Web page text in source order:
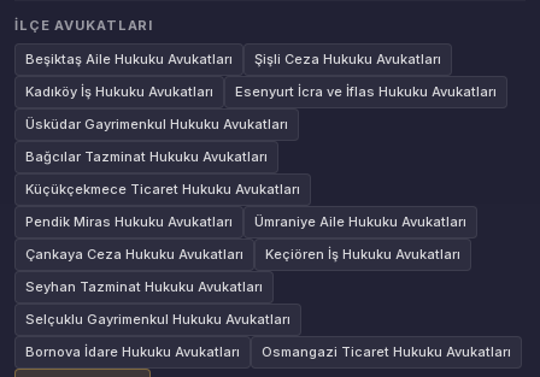
İLÇE AVUKATLARI
Beşiktaş Aile Hukuku Avukatları
Şişli Ceza Hukuku Avukatları
Kadıköy İş Hukuku Avukatları
Esenyurt İcra ve İflas Hukuku Avukatları
Üsküdar Gayrimenkul Hukuku Avukatları
Bağcılar Tazminat Hukuku Avukatları
Küçükçekmece Ticaret Hukuku Avukatları
Pendik Miras Hukuku Avukatları
Ümraniye Aile Hukuku Avukatları
Çankaya Ceza Hukuku Avukatları
Keçiören İş Hukuku Avukatları
Seyhan Tazminat Hukuku Avukatları
Selçuklu Gayrimenkul Hukuku Avukatları
Bornova İdare Hukuku Avukatları
Osmangazi Ticaret Hukuku Avukatları